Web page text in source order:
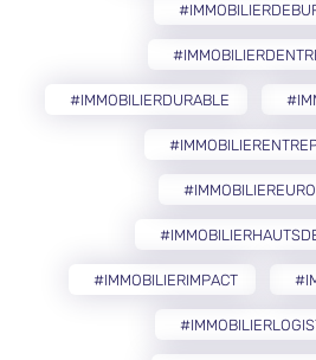
#IMMOBILIERDURABLE
#IMMOBILIERIMPACT